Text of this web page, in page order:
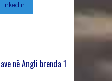
Linkedin
në Angli brenda 1